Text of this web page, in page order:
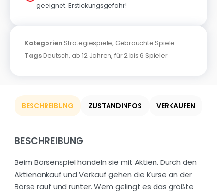
geeignet. Erstickungsgefahr!
Kategorien Strategiespiele, Gebrauchte Spiele
TagsDeutsch, ab 12 Jahren, für 2 bis 6 Spieler
BESCHREIBUNG ZUSTANDINFOS VERKAUFEN
BESCHREIBUNG
Beim Börsenspiel handeln sie mit Aktien. Durch den
Aktienankauf und Verkauf gehen die Kurse an der
Börse rauf und runter. Wem gelingt es das größte